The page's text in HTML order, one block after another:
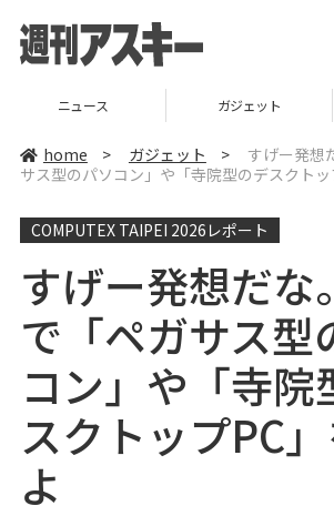
ニュース ガジェット
home > ガジェット >
すげー発想
サス型のパソコン」や「寺院型のデスクト
COMPUTEX TAIPEI 2026レポート
すげー発想だな
で「ペガサス型
コン」や「寺院
スクトップPC
よ